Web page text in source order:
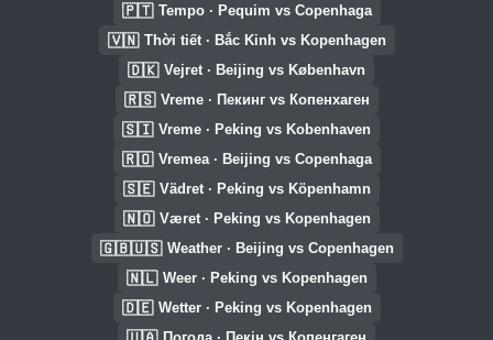
🇵🇹 Tempo · Pequim vs Copenhaga
🇻🇳 Thời tiết · Bắc Kinh vs Kopenhagen
🇩🇰 Vejret · Beijing vs København
🇷🇸 Vreme · Пекинг vs Копенхаген
🇸🇮 Vreme · Peking vs Kobenhaven
🇷🇴 Vremea · Beijing vs Copenhaga
🇸🇪 Vädret · Peking vs Köpenhamn
🇳🇴 Været · Peking vs Kopenhagen
🇬🇧🇺🇸 Weather · Beijing vs Copenhagen
🇳🇱 Weer · Peking vs Kopenhagen
🇩🇪 Wetter · Peking vs Kopenhagen